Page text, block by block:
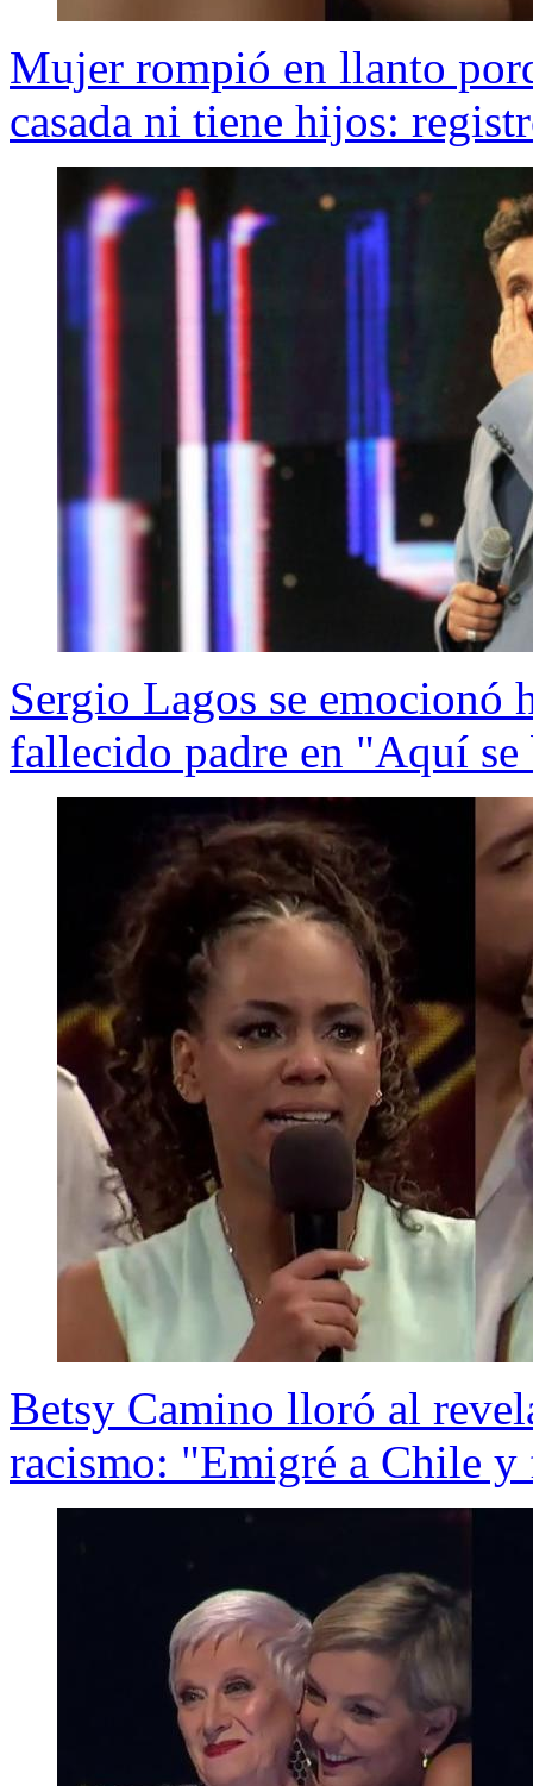
Mujer rompió en llanto
casada ni tiene hijos:
Sergio Lagos se emocionó
fallecido padre en "Aquí
Betsy Camino lloró al
racismo: "Emigré a Chile y